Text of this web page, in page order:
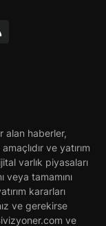
alan haberler,
ve yatırım
varlık piyasaları
veya tamamını
kararları
ve gerekirse
ve